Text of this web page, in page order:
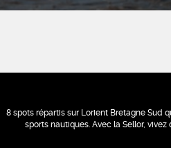
8 spots répartis sur Lorient Bretagne Sud
sports nautiques. Avec la Sellor,